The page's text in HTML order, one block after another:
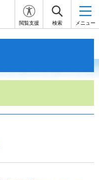
閲覧支援 検索 メニュー